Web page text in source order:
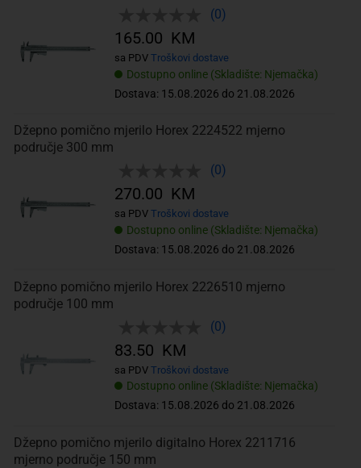
(0)
Dostupno online (Skladište: Njemačka)
Dostava: 15.08.2026 do 21.08.2026
165.00 KM
sa PDV Troškovi dostave
Džepno pomično mjerilo Horex 2224522 mjerno
područje 300 mm
(0)
Dostupno online (Skladište: Njemačka)
Dostava: 15.08.2026 do 21.08.2026
270.00 KM
sa PDV Troškovi dostave
Džepno pomično mjerilo Horex 2226510 mjerno
područje 100 mm
(0)
Dostupno online (Skladište: Njemačka)
Dostava: 15.08.2026 do 21.08.2026
83.50 KM
sa PDV Troškovi dostave
Džepno pomično mjerilo digitalno Horex 2211716
mjerno područje 150 mm